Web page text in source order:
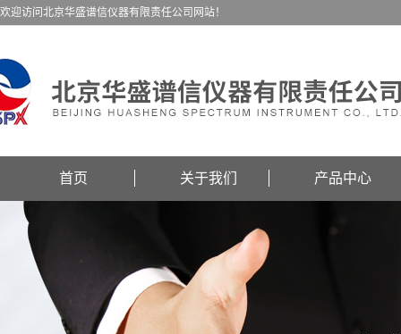
欢迎访问北京华盛谱信仪器有限责任公司网站！
首页 关于我们 产品中心